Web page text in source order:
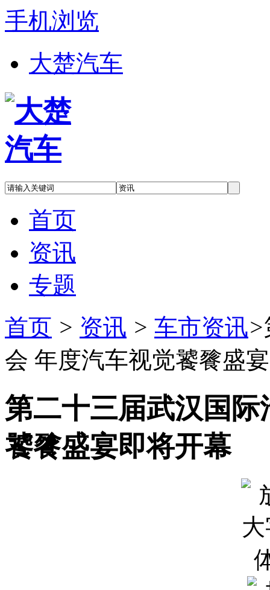
手机浏览
大楚汽车
首页
资讯
专题
首页 > 资讯 > 车市资讯>
会 年度汽车视觉饕餮盛
第二十三届武汉国
饕餮盛宴即将开幕